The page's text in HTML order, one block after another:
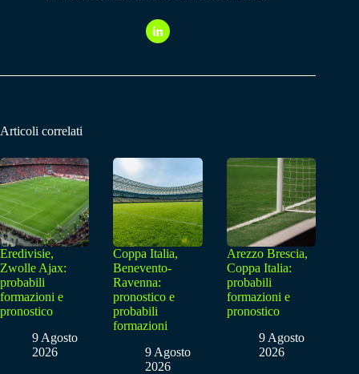
Articoli correlati
Eredivisie,
Zwolle Ajax:
probabili
formazioni e
pronostico
9 Agosto
2026
Coppa Italia,
Benevento-
Ravenna:
pronostico e
probabili
formazioni
9 Agosto
2026
Arezzo Brescia,
Coppa Italia:
probabili
formazioni e
pronostico
9 Agosto
2026